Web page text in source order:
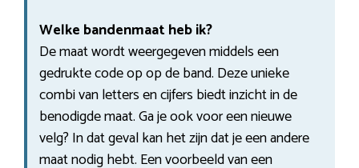
Welke bandenmaat heb ik?
De maat wordt weergegeven middels een
gedrukte code op op de band. Deze unieke
combi van letters en cijfers biedt inzicht in de
benodigde maat. Ga je ook voor een nieuwe
velg? In dat geval kan het zijn dat je een andere
maat nodig hebt. Een voorbeeld van een